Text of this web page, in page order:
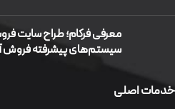
معرفی فرکام؛ طراح سایت
سیستم‌های پیشرفته فروش
خدمات اصلی